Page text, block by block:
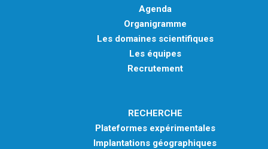
Agenda
Organigramme
Les domaines scientifiques
Les équipes
Recrutement
RECHERCHE
Plateformes expérimentales
Implantations géographiques